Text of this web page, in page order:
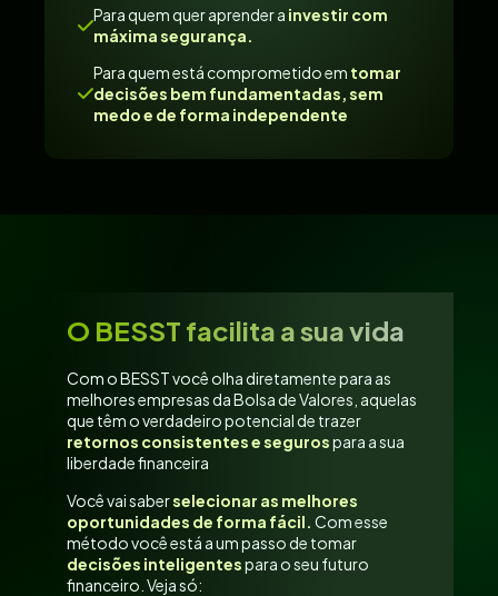
Para quem quer aprender a investir com
máxima segurança.
Para quem está comprometido em tomar
decisões bem fundamentadas, sem
medo e de forma independente
O BESST facilita a sua vida
Com o BESST você olha diretamente para as
melhores empresas da Bolsa de Valores, aquelas
que têm o verdadeiro potencial de trazer
retornos consistentes e segurospara a sua
liberdade financeira
Você vai saberselecionar as melhores
oportunidades de forma fácil. Com esse
método você está a um passo de tomar
decisões inteligentespara o seu futuro
financeiro. Veja só: